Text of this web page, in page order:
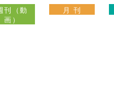
刊（動
画）
月 刊